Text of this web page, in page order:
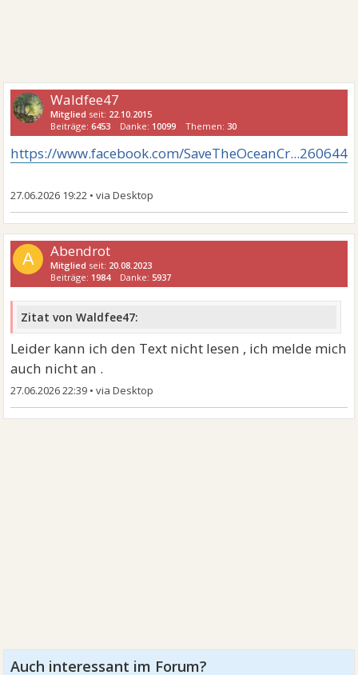
Waldfee47
Mitglied seit: 22.10.2015
Beiträge:6453 Danke: 10099 Themen: 30
https://www.facebook.com/
27.06.2026 19:22 •
A Abendrot
Mitglied seit: 20.08.2023
Beiträge: 1984 Danke:5937
Zitat von Waldfee47:
Leider kann ich den Text nicht lesen , ich melde mich
auch nicht an .
27.06.2026 22:39 •